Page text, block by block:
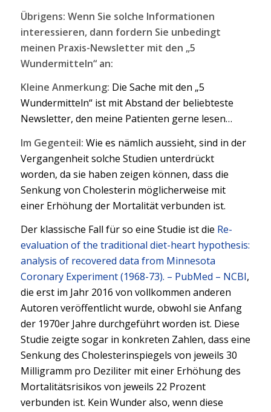
Übrigens: Wenn Sie solche Informationen
interessieren, dann fordern Sie unbedingt
meinen Praxis-Newsletter mit den „5
Wundermitteln“ an:
Kleine Anmerkung: Die Sache mit den „5
Wundermitteln“ ist mit Abstand der beliebteste
Newsletter, den meine Patienten gerne lesen…
Im Gegenteil: Wie es nämlich aussieht, sind in der
Vergangenheit solche Studien unterdrückt
worden, da sie haben zeigen können, dass die
Senkung von Cholesterin möglicherweise mit
einer Erhöhung der Mortalität verbunden ist.
Der klassische Fall für so eine Studie ist die Re-
evaluation of the traditional diet-heart hypothesis:
analysis of recovered data from Minnesota
Coronary Experiment (1968-73). – PubMed – NCBI,
die erst im Jahr 2016 von vollkommen anderen
Autoren veröffentlicht wurde, obwohl sie Anfang
der 1970er Jahre durchgeführt worden ist. Diese
Studie zeigte sogar in konkreten Zahlen, dass eine
Senkung des Cholesterinspiegels von jeweils 30
Milligramm pro Deziliter mit einer Erhöhung des
Mortalitätsrisikos von jeweils 22 Prozent
verbunden ist. Kein Wunder also, wenn diese